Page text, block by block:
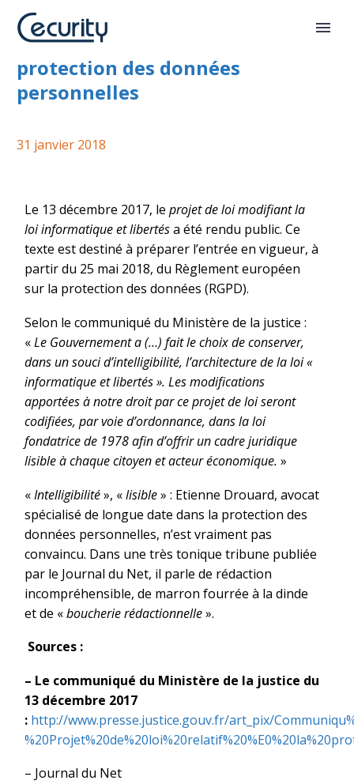
Projet de loi relatif à la
protection des données
personnelles
31 janvier 2018
Le 13 décembre 2017, le projet de loi modifiant la
loi informatique et libertésa été rendu public. Ce
texte est destiné à préparer l’entrée en vigueur, à
partir du 25 mai 2018, du Règlement européen
sur la protection des données (RGPD).
Selon le communiqué du Ministère de la justice :
«Le Gouvernement a (…) fait le choix de conserver,
dans un souci d’intelligibilité, l’architecture de la loi «
informatique et libertés ». Les modifications
apportées à notre droit par ce projet de loi seront
codifiées, par voie d’ordonnance, dans la loi
fondatrice de 1978 afin d’offrir un cadre juridique
lisible à chaque citoyen et acteur économique. »
«Intelligibilité», «lisible» : Etienne Drouard, avocat
spécialisé de longue date dans la protection des
données personnelles, n’est vraiment pas
convaincu. Dans une très tonique tribune publiée
par le Journal du Net, il parle de rédaction
incompréhensible, de marron fourrée à la dinde
et de «boucherie rédactionnelle».
Sources :
– Le communiqué du Ministère de la justice du
13 décembre 2017
: http://www.presse.justice.gouv.fr/art_pix/
– Journal du Net